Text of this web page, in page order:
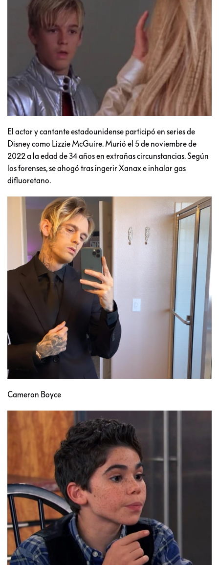
El actor y cantante estadounidense participó en series de
Disney como Lizzie McGuire. Murió el 5 de noviembre de
2022 a la edad de 34 años en extrañas circunstancias. Según
los forenses, se ahogó tras ingerir Xanax e inhalar gas
difluoretano.
Cameron Boyce